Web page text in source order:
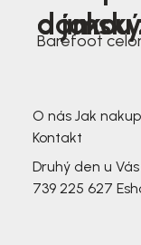
a
Barefoot
O nás Jak
Kontakt
Druhý den u Vás
739 225 627